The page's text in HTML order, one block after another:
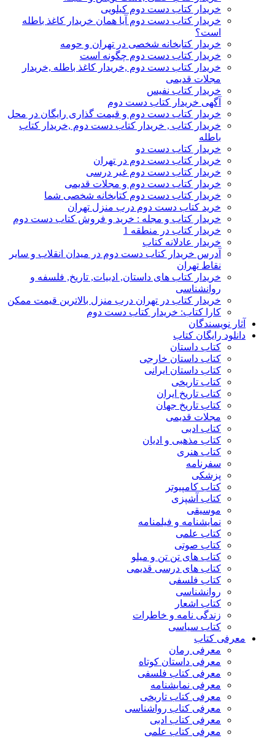
خریدار کتاب دست دوم کیلویی
خریدار کتاب دست دوم آیا همان خریدار کاغذ باطله
است؟
خریدار کتابخانه شخصی در تهران و حومه
خریدار کتاب دست دوم چگونه است
خریدار کتاب دست دوم ,خریدار کاغذ باطله ,خریدار
مجلات قدیمی
خریدار کتاب نفیس
آگهی خریدار کتاب دست دوم
خریدار کتاب دست دوم و قیمت گذاری رایگان در محل
خریدار کتاب , خریدار کتاب دست دوم ,خریدار کتاب
باطله
خریدار کتاب دست دو
خریدار کتاب دست دوم در تهران
خریدار کتاب دست دوم غیر درسی
خریدار کتاب دست دوم و مجلات قدیمی
خریدار کتاب دست دوم کتابخانه شخصی شما
خرید کتاب دست دوم درب منزل تهران
خریدار کتاب و مجله : خرید و فروش کتاب دست دوم
خریدار کتاب در منطقه 1
خریدار عادلانه کتاب
آدرس خریدار کتاب دست دوم در میدان انقلاب و سایر
نقاط تهران
خریدار کتاب های داستان, ادبیات, تاریخ, فلسفه و
روانشناسی
خریدار کتاب در تهران درب منزل بالاترین قیمت ممکن
کارا کتاب: خریدار کتاب دست دوم
آثار نویسندگان
دانلود رایگان کتاب
کتاب داستان
کتاب داستان خارجی
کتاب داستان ایرانی
کتاب تاریخی
کتاب تاریخ ایران
کتاب تاریخ جهان
مجلات قدیمی
کتاب ادبی
کتاب مذهبی و ادیان
کتاب هنری
سفرنامه
پزشکی
کتاب کامپیوتر
کتاب آشپزی
موسیقی
نمایشنامه و فیلمنامه
کتاب علمی
کتاب صوتی
کتاب های تن تن و میلو
کتاب های درسی قدیمی
کتاب فلسفی
روانشناسی
کتاب اشعار
زندگی نامه و خاطرات
کتاب سیاسی
معرفی کتاب
معرفی رمان
معرفی داستان کوتاه
معرفی کتاب فلسفی
معرفی نمایشنامه
معرفی کتاب تاریخی
معرفی کتاب رواشناسی
معرفی کتاب ادبی
معرفی کتاب علمی